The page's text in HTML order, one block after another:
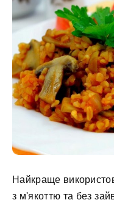
Найкраще
з м'якоттю та без